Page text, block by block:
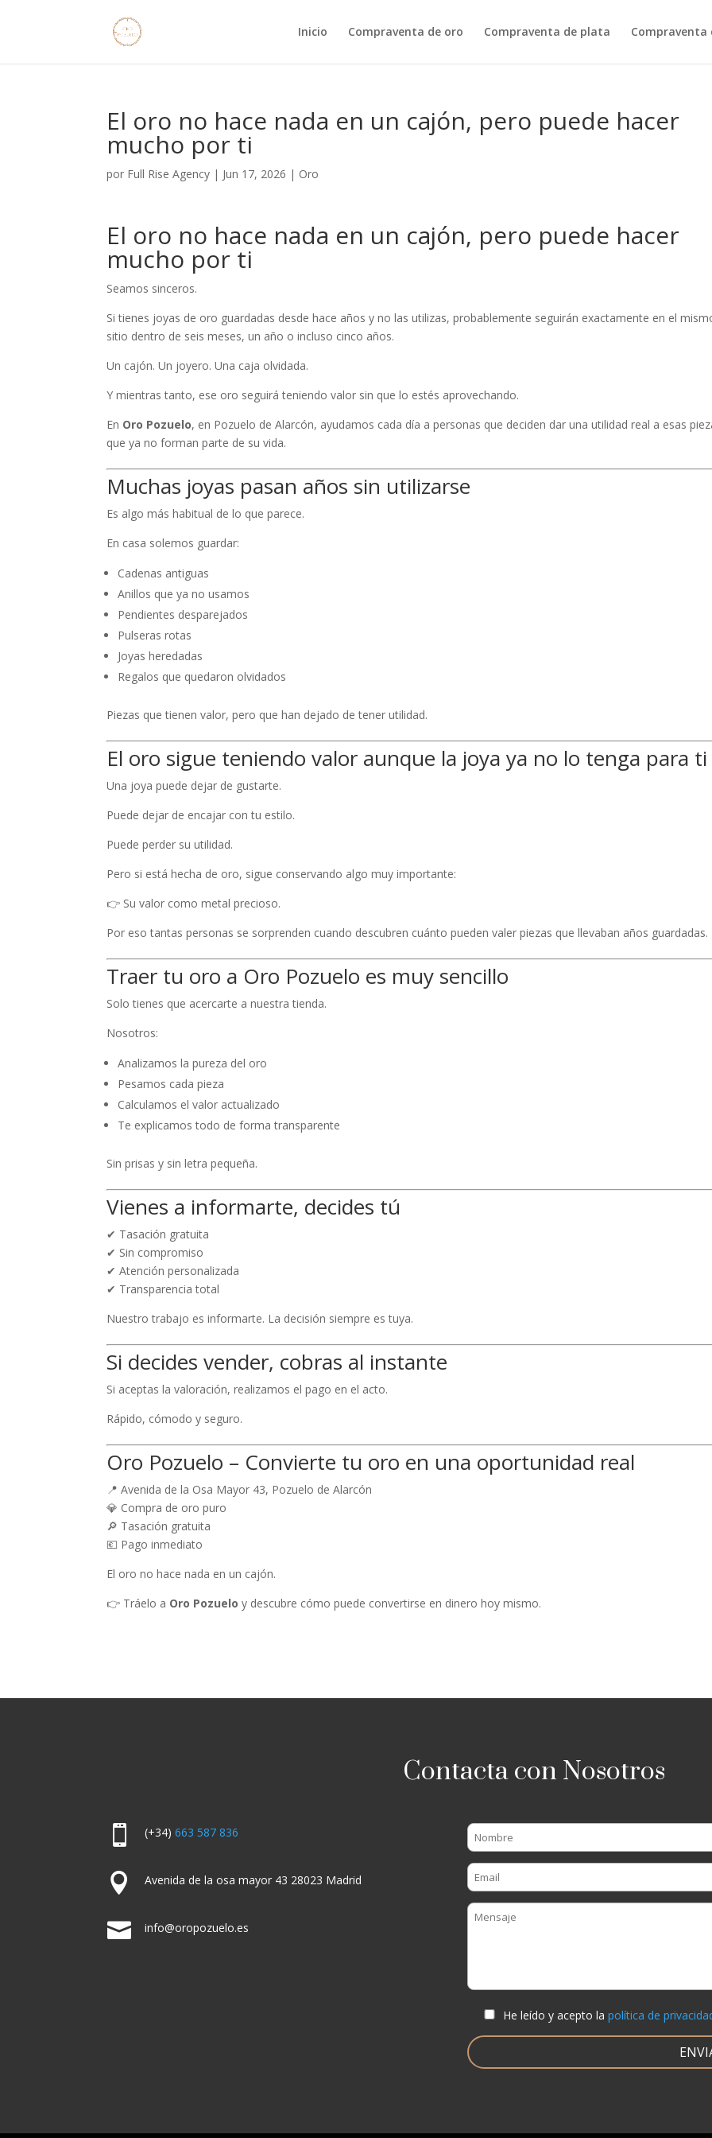
Inicio Compraventa de oro Compraventa de plata Compraventa
El oro no hace nada en un cajón, pero puede hacer
mucho por ti
por Full Rise Agency | Jun 17, 2026 | Oro
El oro no hace nada en un cajón, pero puede hacer
mucho por ti
Seamos sinceros.
Si tienes joyas de oro guardadas desde hace años y no las utilizas, probablemente seguirán exactamente en el
sitio dentro de seis meses, un año o incluso cinco años.
Un cajón. Un joyero. Una caja olvidada.
Y mientras tanto, ese oro seguirá teniendo valor sin que lo estés aprovechando.
En Oro Pozuelo, en Pozuelo de Alarcón, ayudamos cada día a personas que deciden dar una utilidad real a esas
que ya no forman parte de su vida.
Muchas joyas pasan años sin utilizarse
Es algo más habitual de lo que parece.
En casa solemos guardar:
Cadenas antiguas
Anillos que ya no usamos
Pendientes desparejados
Pulseras rotas
Joyas heredadas
Regalos que quedaron olvidados
Piezas que tienen valor, pero que han dejado de tener utilidad.
El oro sigue teniendo valor aunque la joya ya no lo tenga para ti
Una joya puede dejar de gustarte.
Puede dejar de encajar con tu estilo.
Puede perder su utilidad.
Pero si está hecha de oro, sigue conservando algo muy importante:
👉 Su valor como metal precioso.
Por eso tantas personas se sorprenden cuando descubren cuánto pueden valer piezas que llevaban años guardadas.
Traer tu oro a Oro Pozuelo es muy sencillo
Solo tienes que acercarte a nuestra tienda.
Nosotros:
Analizamos la pureza del oro
Pesamos cada pieza
Calculamos el valor actualizado
Te explicamos todo de forma transparente
Sin prisas y sin letra pequeña.
Vienes a informarte, decides tú
✔ Tasación gratuita
✔ Sin compromiso
✔ Atención personalizada
✔ Transparencia total
Nuestro trabajo es informarte. La decisión siempre es tuya.
Si decides vender, cobras al instante
Si aceptas la valoración, realizamos el pago en el acto.
Rápido, cómodo y seguro.
Oro Pozuelo – Convierte tu oro en una oportunidad real
📍 Avenida de la Osa Mayor 43, Pozuelo de Alarcón
💎 Compra de oro puro
🔎 Tasación gratuita
💶 Pago inmediato
El oro no hace nada en un cajón.
👉 Tráelo a Oro Pozuelo y descubre cómo puede convertirse en dinero hoy mismo.
Contacta con Nosotros
 (+34) 663 587 836
 Avenida de la osa mayor 43 28023 Madrid
 info@oropozuelo.es
He leído y acepto lapolítica de